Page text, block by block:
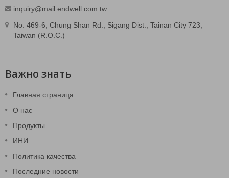
inquiry@mail.endwell.com.tw
No. 469-6, Chung Shan Rd., Sigang Dist., Tainan City 723,
Taiwan (R.O.C.)
Важно знать
Главная страница
О нас
Продукты
ИНИ
Политика качества
Последние новости